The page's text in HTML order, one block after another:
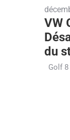
VW
du
Golf 8